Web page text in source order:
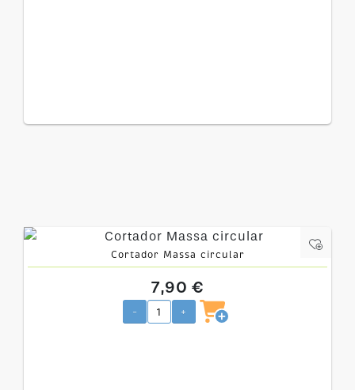
Cortador Massa circular
7,90 €
- +